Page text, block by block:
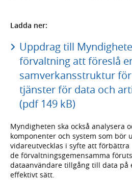
Ladda ner:
Uppdrag till
förvaltning att föreslå
samverkansstruktur
tjänster för data och
(pdf 149 kB)
Myndigheten ska också analysera
komponenter och system som bör
vidareutvecklas i syfte att förbättra
de förvaltningsgemensamma
dataanvändare tillgång till data på
effektivt sätt.